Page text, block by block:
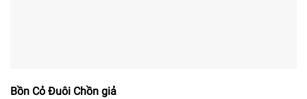
Bồn Cỏ Đuôi Chồn giả